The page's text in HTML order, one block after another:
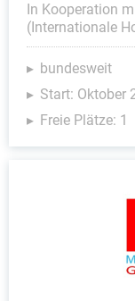
In Kooperation
(Internationale
bundesweit
Start: Oktober
Freie Plätze: 1